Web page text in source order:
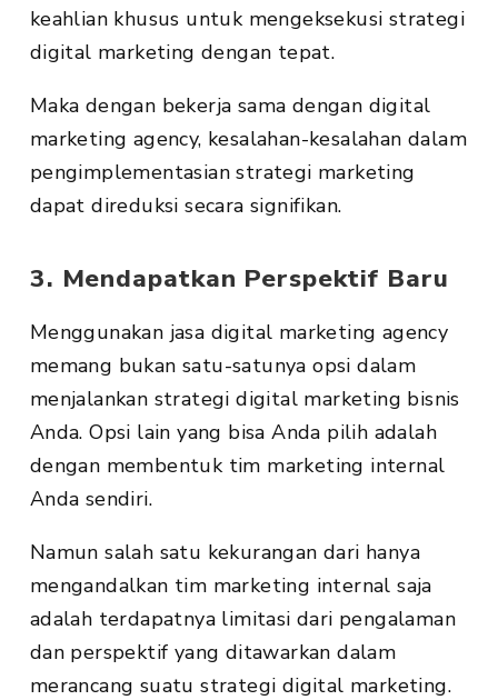
keahlian khusus untuk mengeksekusi strategi
digital marketing dengan tepat.
Maka dengan bekerja sama dengan digital
marketing agency, kesalahan-kesalahan dalam
pengimplementasian strategi marketing
dapat direduksi secara signifikan.
3. Mendapatkan Perspektif Baru
Menggunakan jasa digital marketing agency
memang bukan satu-satunya opsi dalam
menjalankan strategi digital marketing bisnis
Anda. Opsi lain yang bisa Anda pilih adalah
dengan membentuk tim marketing internal
Anda sendiri.
Namun salah satu kekurangan dari hanya
mengandalkan tim marketing internal saja
adalah terdapatnya limitasi dari pengalaman
dan perspektif yang ditawarkan dalam
merancang suatu strategi digital marketing.